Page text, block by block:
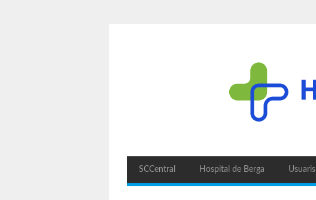
SCCentral Hospital de Berga Usuaris